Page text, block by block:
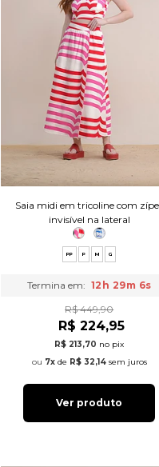
Saia midi em tricoline com
invisível na lateral
PP P M G
Termina em: 12h 29m 5s
R$ 449,90
R$ 224,95
R$ 213,70 no pix
7xde R$ 32,14sem juros
Ver produto